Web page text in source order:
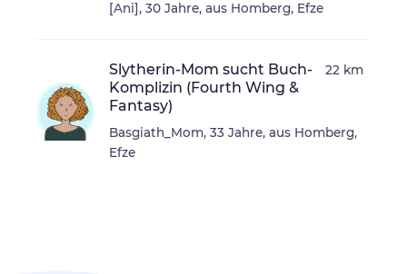
[Ani], 30 Jahre, aus Homberg, Efze
Slytherin-Mom sucht Buch-
Komplizin (Fourth Wing &
Fantasy)
Basgiath_Mom, 33 Jahre, aus Homberg,
Efze
22 km